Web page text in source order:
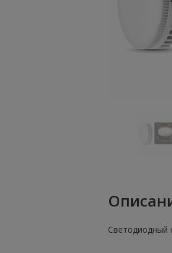
Светодиодный